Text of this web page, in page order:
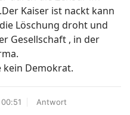
Kaiser ist nackt kann
Löschung droht und
Gesellschaft , in der
kein Demokrat.
Antwort